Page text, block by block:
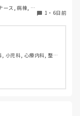
ース, 病棟, 老
1 ・ 6日前
小児科, 心療内科, 整形
その他の科, ママナー
外科, 一般病院, 慢性